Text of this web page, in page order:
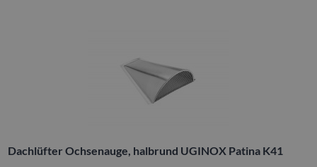
Dachlüfter Ochsenauge, halbrund UGINOX Patina K41